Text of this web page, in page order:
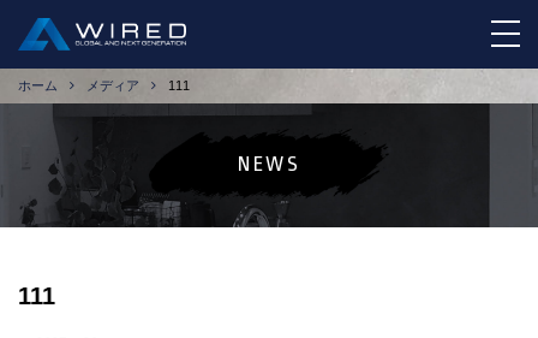
ホーム メディア 111
NEWS
111